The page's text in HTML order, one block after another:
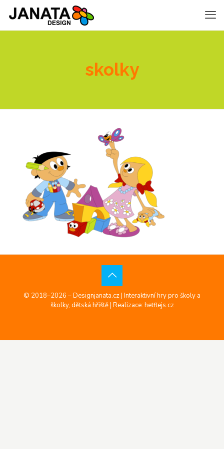
skolky
© 2018–2026 – Designjanata.cz | Interaktivní hry pro školy a
školky, dětská hřiště | Realizace: hetflejs.cz